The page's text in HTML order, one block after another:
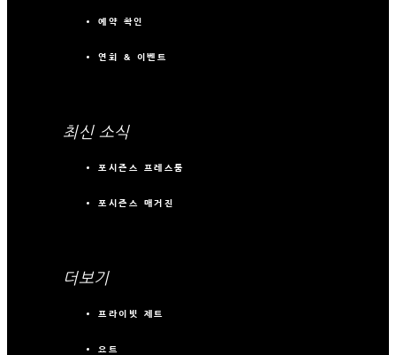
예약 확인
연회 & 이벤트
최신 소식
포시즌스 프레스룸
포시즌스 매거진
더보기
프라이빗 제트
요트